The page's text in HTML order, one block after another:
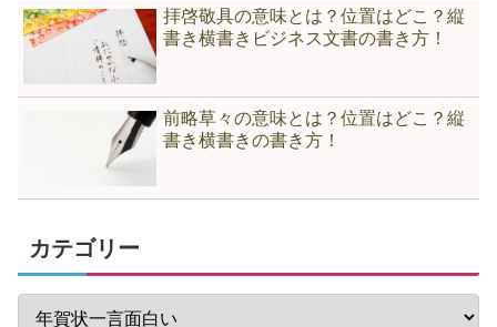
拝啓敬具の意味とは？位置はどこ？縦
書き横書きビジネス文書の書き方！
前略草々の意味とは？位置はどこ？縦
書き横書きの書き方！
カテゴリー